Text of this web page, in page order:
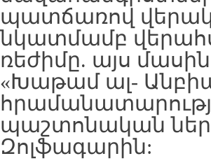
պատճառով
նկատմամբ
ռեժիմը. այս
«Խաթամ ալ-
պաշտոնական
Զոլֆագարին: